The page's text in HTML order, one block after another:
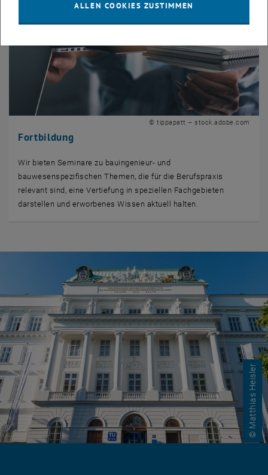
Fortbildung
© tippapatt – stock.adobe.com
Wir bieten Seminare zu bauingenieur- und
bauwesenspezifischen Themen, die für die Berufspraxis
relevant sind, eine Vertiefung in speziellen Fachgebieten
darstellen und erworbenes Wissen aktuell halten.
© Matthias Heisler
ALLEN COOKIES ZUSTIMMEN